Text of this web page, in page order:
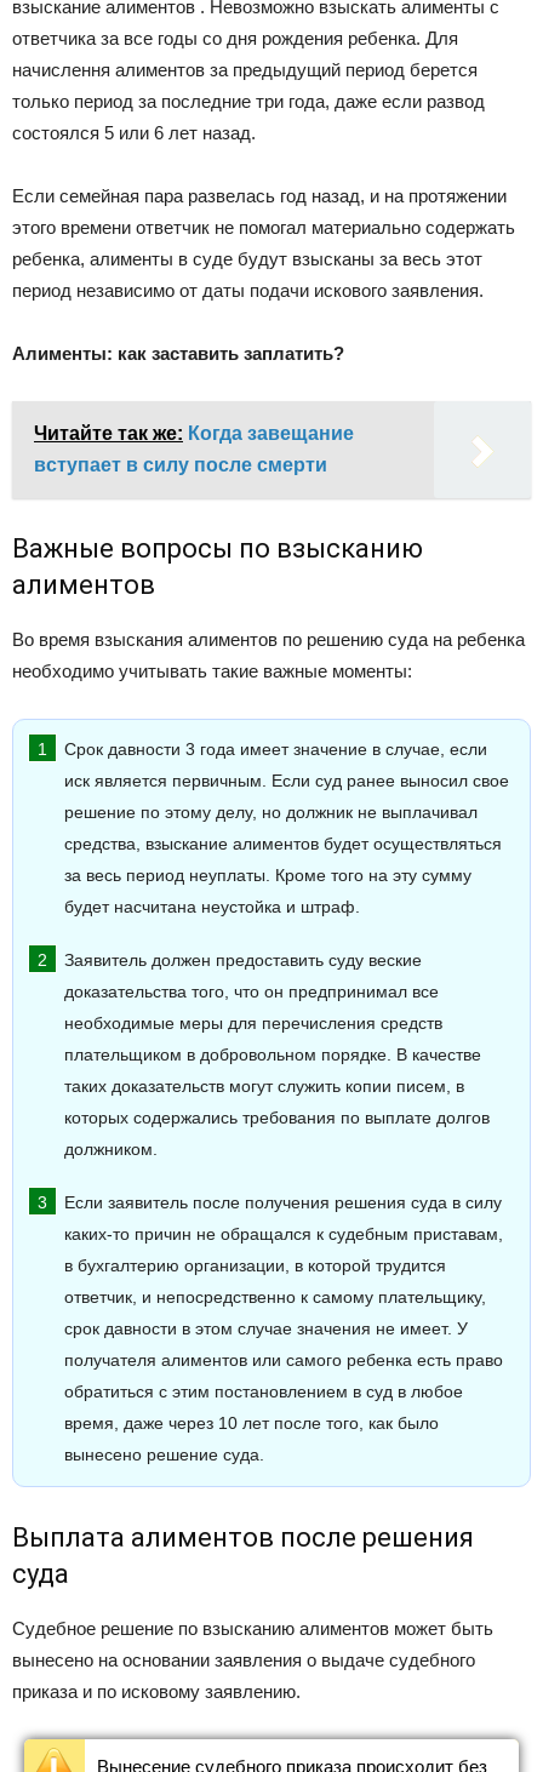
взыскание алиментов . Невозможно взыскать алименты с
ответчика за все годы со дня рождения ребенка. Для
начислення алиментов за предыдущий период берется
только период за последние три года, даже если развод
состоялся 5 или 6 лет назад.
Если семейная пара развелась год назад, и на протяжении
этого времени ответчик не помогал материально содержать
ребенка, алименты в суде будут взысканы за весь этот
период независимо от даты подачи искового заявления.
Алименты: как заставить заплатить?
Читайте так же: Когда завещание
вступает в силу после смерти
Важные вопросы по взысканию
алиментов
Во время взыскания алиментов по решению суда на ребенка
необходимо учитывать такие важные моменты:
Срок давности 3 года имеет значение в случае, если
иск является первичным. Если суд ранее выносил свое
решение по этому делу, но должник не выплачивал
средства, взыскание алиментов будет осуществляться
за весь период неуплаты. Кроме того на эту сумму
будет насчитана неустойка и штраф.
Заявитель должен предоставить суду веские
доказательства того, что он предпринимал все
необходимые меры для перечисления средств
плательщиком в добровольном порядке. В качестве
таких доказательств могут служить копии писем, в
которых содержались требования по выплате долгов
должником.
Если заявитель после получения решения суда в силу
каких-то причин не обращался к судебным приставам,
в бухгалтерию организации, в которой трудится
ответчик, и непосредственно к самому плательщику,
срок давности в этом случае значения не имеет. У
получателя алиментов или самого ребенка есть право
обратиться с этим постановлением в суд в любое
время, даже через 10 лет после того, как было
вынесено решение суда.
Выплата алиментов после решения
суда
Судебное решение по взысканию алиментов может быть
вынесено на основании заявления о выдаче судебного
приказа и по исковому заявлению.
Вынесение судебного приказа происходит без